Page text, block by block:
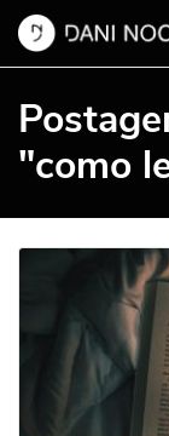
"como